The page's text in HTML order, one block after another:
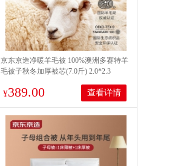
京东京造净暖羊毛被 100%澳洲多赛特羊
毛被子秋冬加厚被芯(7.0斤) 2.0*2.3
¥389.00 查看详情